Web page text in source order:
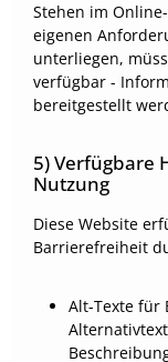
Stehen im
eigenen
unterliegen,
verfügbar -
bereitgestellt
5) Verfügbare
Nutzung
Diese Website
Barrierefreiheit
Alt-Texte für